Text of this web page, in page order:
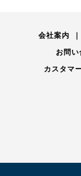
会社案内
お問い
カスタマ